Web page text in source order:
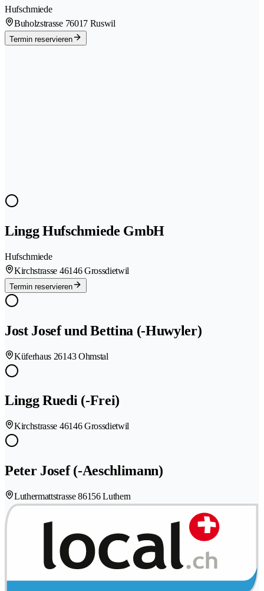
Hufschmiede
Buholzstrasse 76017 Ruswil
Termin reservieren
Lingg Hufschmiede GmbH
Hufschmiede
Kirchstrasse 46146 Grossdietwil
Termin reservieren
Jost Josef und Bettina (-Huwyler)
Küferhaus 26143 Ohmstal
Lingg Ruedi (-Frei)
Kirchstrasse 46146 Grossdietwil
Peter Josef (-Aeschlimann)
Luthermattstrasse 86156 Luthern